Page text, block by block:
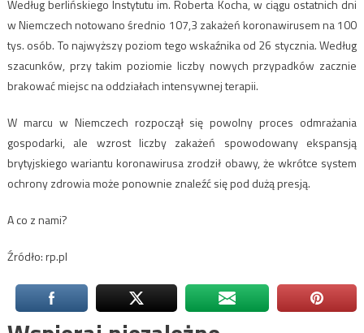
Według berlińskiego Instytutu im. Roberta Kocha, w ciągu ostatnich dni
w Niemczech notowano średnio 107,3 zakażeń koronawirusem na 100
tys. osób. To najwyższy poziom tego wskaźnika od 26 stycznia. Według
szacunków, przy takim poziomie liczby nowych przypadków zacznie
brakować miejsc na oddziałach intensywnej terapii.
W marcu w Niemczech rozpoczął się powolny proces odmrażania
gospodarki, ale wzrost liczby zakażeń spowodowany ekspansją
brytyjskiego wariantu koronawirusa zrodził obawy, że wkrótce system
ochrony zdrowia może ponownie znaleźć się pod dużą presją.
A co z nami?
Źródło: rp.pl